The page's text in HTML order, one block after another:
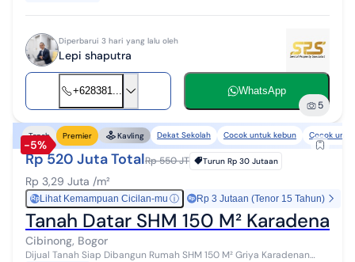
Diperbarui 3 hari yang lalu oleh
Lepi shaputra
+628381... WhatsApp
5
-5%
Tanah Premier Kavling Dekat Sekolah Cocok untuk kebun Cocok
Rp 520 Juta TotalRp 550 JT Turun Rp 30 Jutaan
Rp 3,29 Juta /m²
RpLihat Kemampuan Cicilan-mu ⓘ Rp 3 Jutaan (Tenor 15 Tahun)
Tanah Datar SHM 150 M²
Cibinong, Bogor
Dijual Tanah Siap Dibangun Rumah SHM 150 M² Griya Karadenan